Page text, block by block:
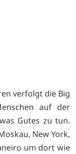
verfolgt die Big
auf der
Gutes zu tun.
New York,
um dort wie